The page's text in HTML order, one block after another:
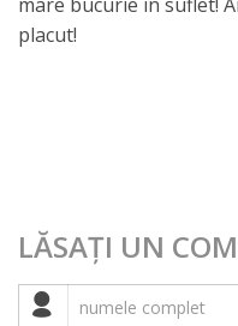
placut!
LĂSAȚI UN